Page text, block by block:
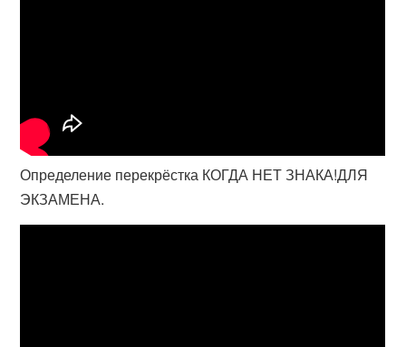
Определение перекрёстка КОГДА НЕТ ЗНАКА!ДЛЯ
ЭКЗАМЕНА.